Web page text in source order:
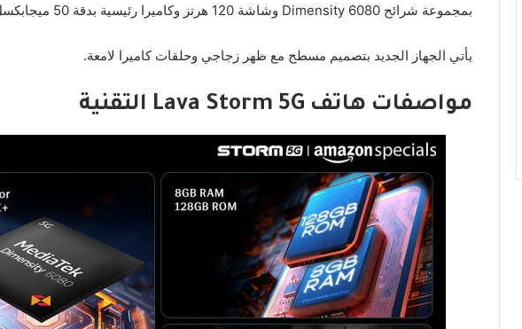
بمجموعة شرائح Dimensity 6080 وشاشة 120 هرتز وكاميرا رئيسية بدقة 50 ميجابكسل وسعر 144 دولار فقط.
يأتي الجهاز الجديد بتصميم مسطح مع ظهر زجاجي وحلقات كاميرا لامعة.
مواصفات هاتف Lava Storm 5G التقنية